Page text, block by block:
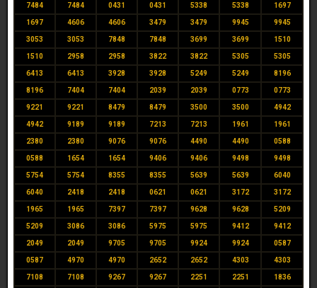
7484 7484 0431 0431 5338 5338 1697
1697 4606 4606 3479 3479 9945 9945
3053 3053 7848 7848 3699 3699 1510
1510 2958 2958 3822 3822 5305 5305
6413 6413 3928 3928 5249 5249 8196
8196 7404 7404 2039 2039 0773 0773
9221 9221 8479 8479 3500 3500 4942
4942 9189 9189 7213 7213 1961 1961
2380 2380 9076 9076 4490 4490 0588
0588 1654 1654 9406 9406 9498 9498
5754 5754 8355 8355 5639 5639 6040
6040 2418 2418 0621 0621 3172 3172
1965 1965 7397 7397 9628 9628 5209
5209 3086 3086 5975 5975 9412 9412
2049 2049 9705 9705 9924 9924 0587
0587 4970 4970 2652 2652 4303 4303
7108 7108 9267 9267 2251 2251 1836